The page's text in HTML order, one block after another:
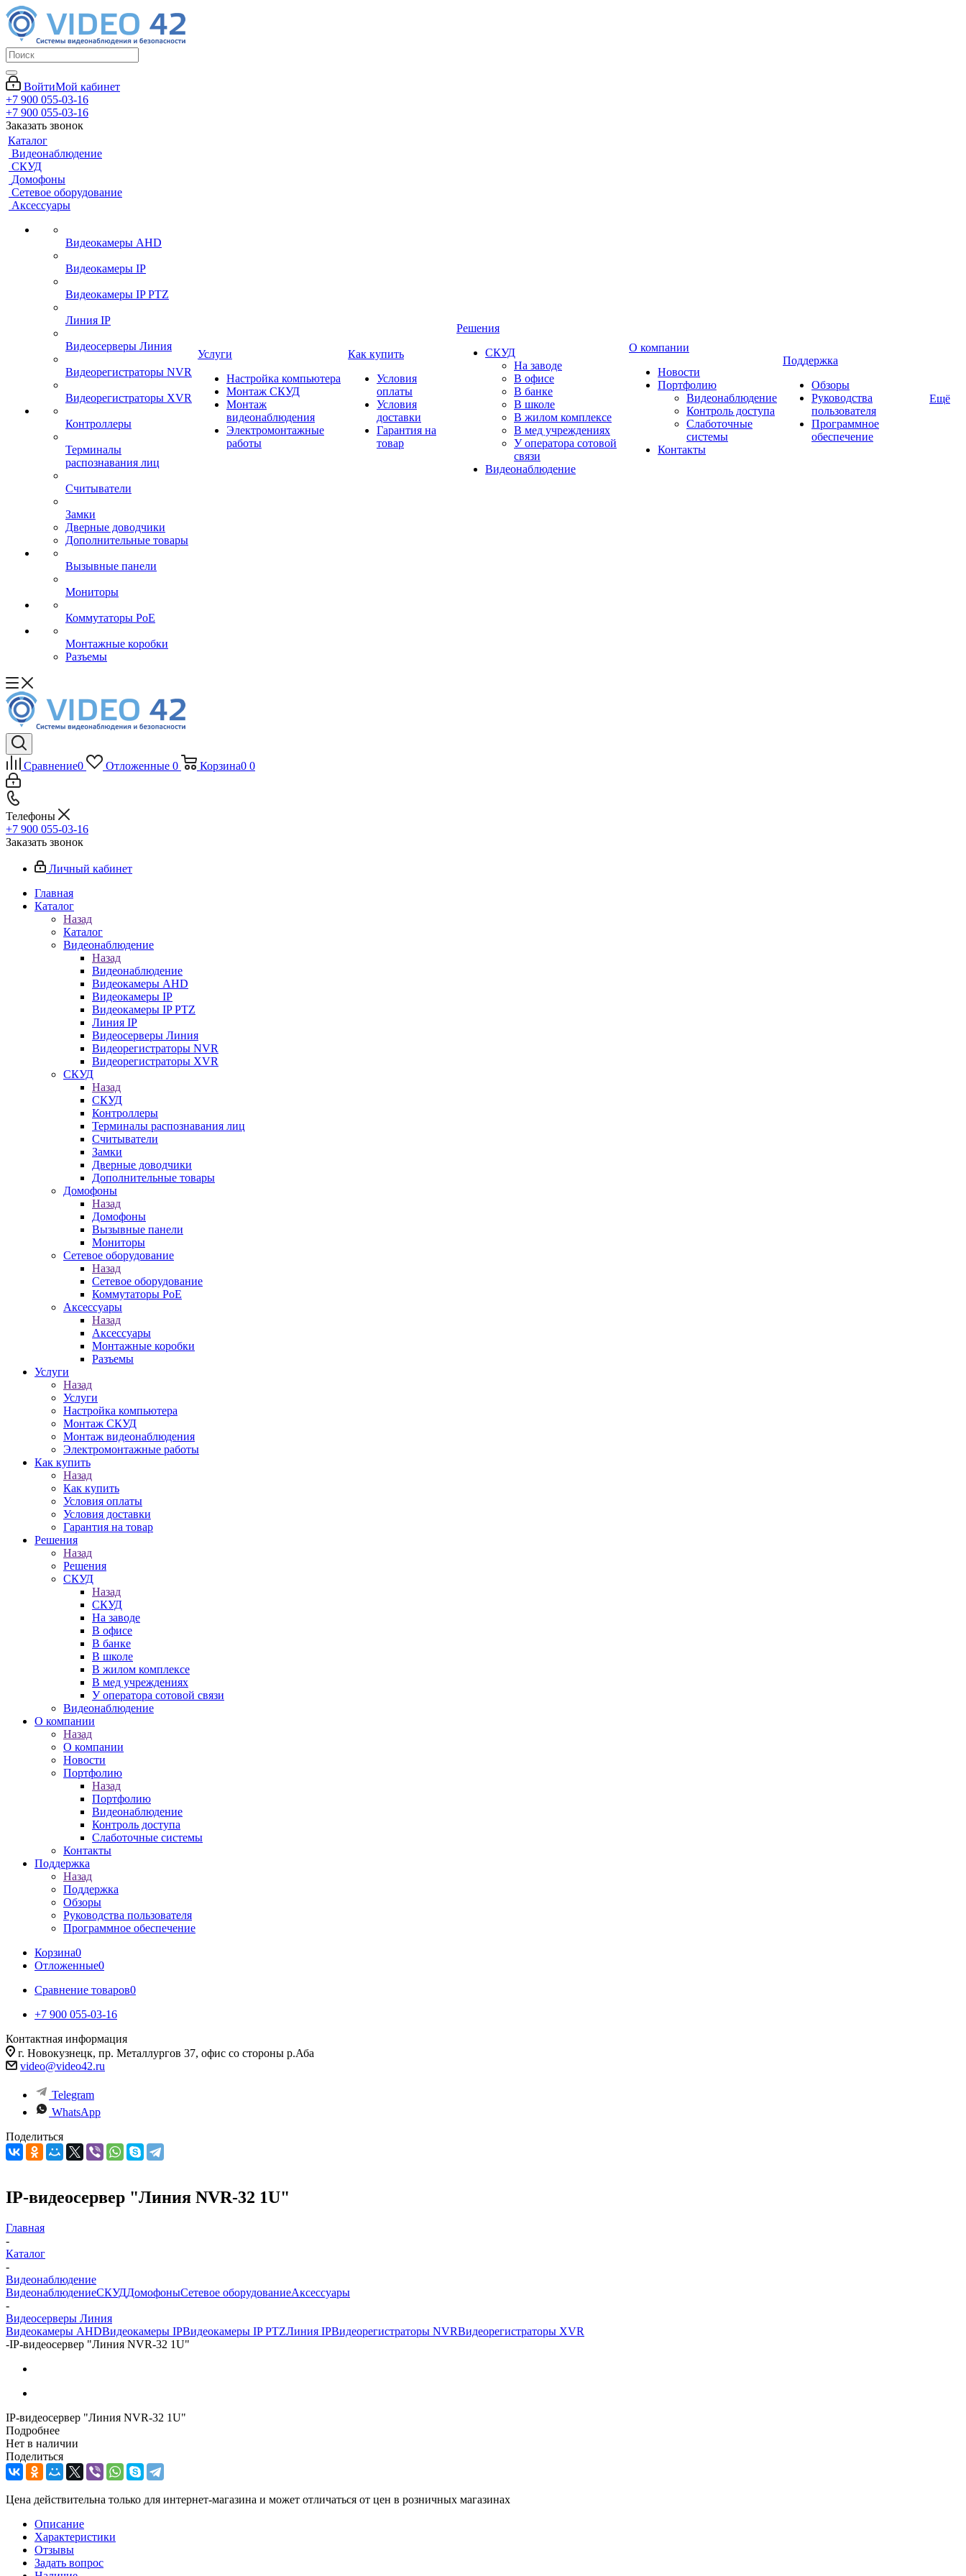
ВойтиМой кабинет
+7 900 055-03-16
+7 900 055-03-16
Заказать звонок
Каталог
Видеонаблюдение
СКУД
Домофоны
Сетевое оборудование
Аксессуары
Видеокамеры AHD
Видеокамеры IP
Видеокамеры IP PTZ
Линия IP
Видеосерверы Линия
Видеорегистраторы NVR
Видеорегистраторы XVR
Контроллеры
Терминалы
распознавания лиц
Считыватели
Замки
Дверные доводчики
Дополнительные товары
Вызывные панели
Мониторы
Коммутаторы PoE
Монтажные коробки
Разъемы
Услуги
Настройка компьютера
Монтаж СКУД
Монтаж
видеонаблюдения
Электромонтажные
работы
Как купить
Условия
оплаты
Условия
доставки
Гарантия на
товар
Решения
СКУД
На заводе
В офисе
В банке
В школе
В жилом комплексе
В мед учреждениях
У оператора сотовой
связи
Видеонаблюдение
О компании
Новости
Портфолию
Видеонаблюдение
Контроль доступа
Слаботочные
системы
Контакты
Поддержка
Обзоры
Руководства
пользователя
Программное
обеспечение
Ещё
Сравнение0 Отложенные 0 Корзина0 0
Телефоны
+7 900 055-03-16
Заказать звонок
Личный кабинет
Главная
Каталог
Назад
Каталог
Видеонаблюдение
Назад
Видеонаблюдение
Видеокамеры AHD
Видеокамеры IP
Видеокамеры IP PTZ
Линия IP
Видеосерверы Линия
Видеорегистраторы NVR
Видеорегистраторы XVR
СКУД
Назад
СКУД
Контроллеры
Терминалы распознавания лиц
Считыватели
Замки
Дверные доводчики
Дополнительные товары
Домофоны
Назад
Домофоны
Вызывные панели
Мониторы
Сетевое оборудование
Назад
Сетевое оборудование
Коммутаторы PoE
Аксессуары
Назад
Аксессуары
Монтажные коробки
Разъемы
Услуги
Назад
Услуги
Настройка компьютера
Монтаж СКУД
Монтаж видеонаблюдения
Электромонтажные работы
Как купить
Назад
Как купить
Условия оплаты
Условия доставки
Гарантия на товар
Решения
Назад
Решения
СКУД
Назад
СКУД
На заводе
В офисе
В банке
В школе
В жилом комплексе
В мед учреждениях
У оператора сотовой связи
Видеонаблюдение
О компании
Назад
О компании
Новости
Портфолию
Назад
Портфолию
Видеонаблюдение
Контроль доступа
Слаботочные системы
Контакты
Поддержка
Назад
Поддержка
Обзоры
Руководства пользователя
Программное обеспечение
Корзина0
Отложенные0
Сравнение товаров0
+7 900 055-03-16
Контактная информация
г. Новокузнецк, пр. Металлургов 37, офис со стороны р.Аба
video@video42.ru
Telegram
WhatsApp
Поделиться
IP-видеосервер "Линия NVR-32 1U"
Главная
-
Каталог
-
Видеонаблюдение
ВидеонаблюдениеСКУДДомофоныСетевое оборудованиеАксессуары
-
Видеосерверы Линия
Видеокамеры AHDВидеокамеры IPВидеокамеры IP PTZЛиния IPВидеорегистраторы NVRВидеорегистраторы XVR
-IP-видеосервер "Линия NVR-32 1U"
IP-видеосервер "Линия NVR-32 1U"
Подробнее
Нет в наличии
Поделиться
Цена действительна только для интернет-магазина и может отличаться от цен в розничных магазинах
Описание
Характеристики
Отзывы
Задать вопрос